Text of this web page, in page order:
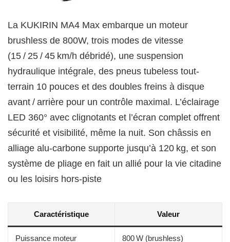
La KUKIRIN MA4 Max embarque un moteur
brushless de 800W, trois modes de vitesse
(15 / 25 / 45 km/h débridé), une suspension
hydraulique intégrale, des pneus tubeless tout-
terrain 10 pouces et des doubles freins à disque
avant / arrière pour un contrôle maximal. L’éclairage
LED 360° avec clignotants et l’écran complet offrent
sécurité et visibilité, même la nuit. Son châssis en
alliage alu-carbone supporte jusqu’à 120 kg, et son
système de pliage en fait un allié pour la vie citadine
ou les loisirs hors-piste
Caractéristique Valeur
Puissance moteur 800 W (brushless)